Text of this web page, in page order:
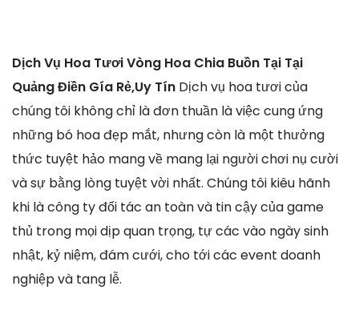
Dịch Vụ Hoa Tươi Vòng Hoa Chia Buồn Tại Tại
Quảng Điền Gía Rẻ,Uy Tín Dịch vụ hoa tươi của
chúng tôi không chỉ là đơn thuần là việc cung ứng
những bó hoa đẹp mắt, nhưng còn là một thưởng
thức tuyệt hảo mang về mang lại người chơi nụ cười
và sự bằng lòng tuyệt vời nhất. Chúng tôi kiêu hãnh
khi là công ty đối tác an toàn và tin cậy của game
thủ trong mọi dịp quan trọng, tự các vào ngày sinh
nhật, kỷ niệm, đám cưới, cho tới các event doanh
nghiệp và tang lễ.